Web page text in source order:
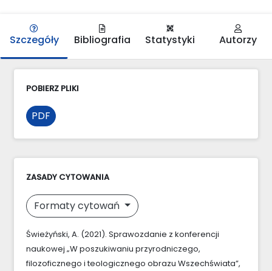
Szczegóły Bibliografia Statystyki Autorzy
POBIERZ PLIKI
PDF
ZASADY CYTOWANIA
Formaty cytowań
Świeżyński, A. (2021). Sprawozdanie z konferencji
naukowej „W poszukiwaniu przyrodniczego,
filozoficznego i teologicznego obrazu Wszechświata”,